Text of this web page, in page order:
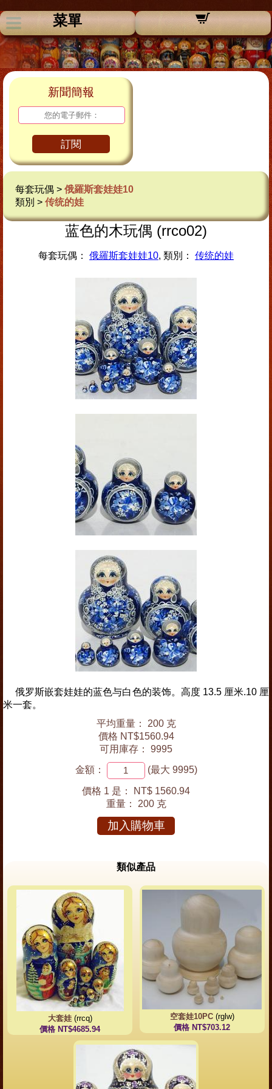
菜單
新聞簡報
訂閱
每套玩偶 > 俄羅斯套娃娃10
類別 > 传统的娃
蓝色的木玩偶 (rrco02)
每套玩偶： 俄羅斯套娃娃10, 類別： 传统的娃
俄罗斯嵌套娃娃的蓝色与白色的装饰。高度 13.5 厘米.10 厘
米一套。
平均重量： 200 克
價格 NT$1560.94
可用庫存： 9995
金額： (最大 9995)
價格 1 是：
NT$ 1560.94
重量： 200 克
加入購物車
類似產品
大套娃(rrcq)
價格 NT$4685.94
空套娃10PC(rglw)
價格 NT$703.12